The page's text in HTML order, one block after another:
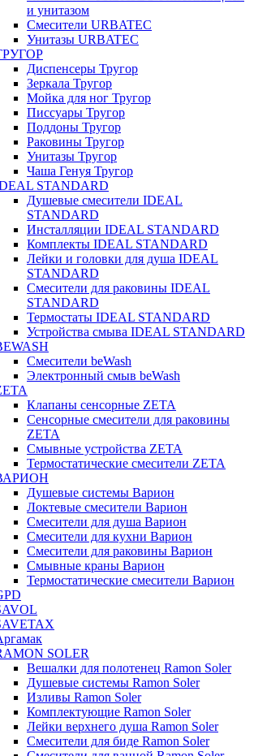
и унитазом
Смесители URBATEC
Унитазы URBATEC
Диспенсеры Тругор
Зеркала Тругор
Мойка для ног Тругор
Писсуары Тругор
Поддоны Тругор
Раковины Тругор
Унитазы Тругор
Чаша Генуя Тругор
STANDARD
Душевые смесители IDEAL
STANDARD
Инсталляции IDEAL STANDARD
Комплекты IDEAL STANDARD
Лейки и головки для душа IDEAL
STANDARD
Смесители для раковины IDEAL
STANDARD
Термостаты IDEAL STANDARD
Устройства смыва IDEAL STANDARD
Смесители beWash
Электронный смыв beWash
Клапаны сенсорные ZETA
Сенсорные смесители для раковины
ZETA
Смывные устройства ZETA
Термостатические смесители ZETA
Душевые системы Варион
Локтевые смесители Варион
Смесители для душа Варион
Смесители для кухни Варион
Смесители для раковины Варион
Смывные краны Варион
Термостатические смесители Варион
SOLER
Вешалки для полотенец Ramon Soler
Душевые системы Ramon Soler
Изливы Ramon Soler
Комплектующие Ramon Soler
Лейки верхнего душа Ramon Soler
Смесители для биде Ramon Soler